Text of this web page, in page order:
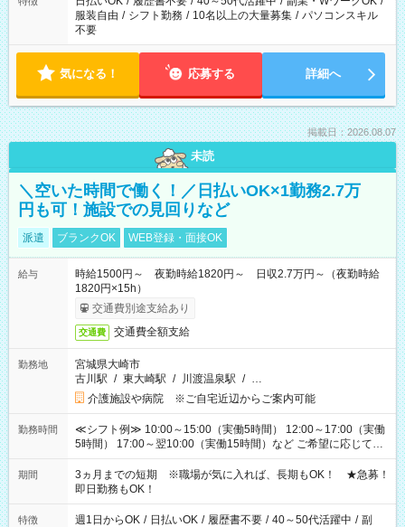
服装自由 / シフト勤務 / 10名以上の大量募集 / パソコンスキル
不要
気になる！ 応募する 詳細へ
掲載日：2026.08.07
未読
＼空いた時間で働く！／日払いOK×1勤務2.7万
円も可！施設での見回りなど
派遣 ブランクOK WEB登録・面接OK
給与
時給1500円～ 夜勤時給1820円～ 日収2.7万円～（夜勤時給
1820円×15h）
交通費別途支給あり
交通費 交通費全額支給
勤務地
宮城県大崎市
古川駅 / 東大崎駅 / 川渡温泉駅 / …
介護施設や病院 ※ご自宅近辺からご案内可能
勤務時間
≪シフト例≫ 10:00～15:00（実働5時間） 12:00～17:00（実働
5時間） 17:00～翌10:00（実働15時間）など ご希望に応じて、
働く時間は調整できます！ お気軽に担当へ相談ください！
期間
3ヵ月までの短期 ※職場が気に入れば、長期もOK！ ★急募！
即日勤務もOK！
特徴 週1日からOK / 日払いOK / 履歴書不要 / 40～50代活躍中 / 副